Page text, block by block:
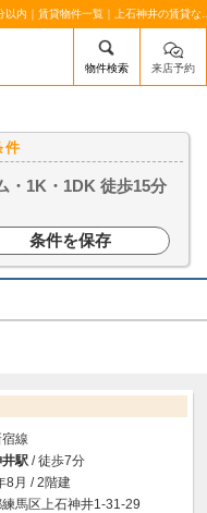
head-logo.png
物件検索 来店予約
件
・1K・1DK 徒歩15分
条件を保存
線
駅 / 徒歩7分
8月 / 2階建
馬区上石神井1-31-29